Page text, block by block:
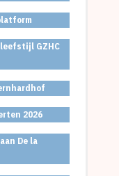
GZHC
2026
De la